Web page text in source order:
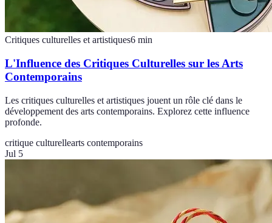
Critiques culturelles et artistiques6 min
L'Influence des Critiques Culturelles sur les Arts
Contemporains
Les critiques culturelles et artistiques jouent un rôle clé dans le
développement des arts contemporains. Explorez cette influence
profonde.
critique culturellearts contemporains
Jul 5